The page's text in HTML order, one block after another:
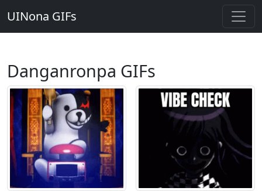
UINona GIFs
Danganronpa GIFs